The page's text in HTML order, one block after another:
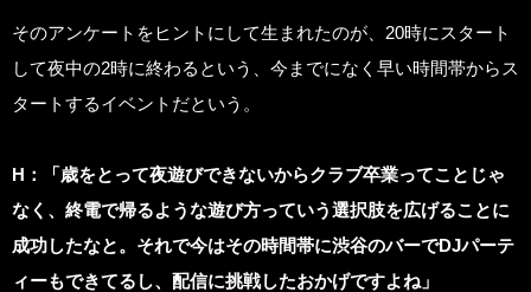
そのアンケートをヒントにして生まれたのが、20時にスタート
して夜中の2時に終わるという、今までになく早い時間帯からス
タートするイベントだという。
H ：「歳をとって夜遊びできないからクラブ卒業ってことじゃ
なく、終電で帰るような遊び方っていう選択肢を広げることに
成功したなと。それで今はその時間帯に渋谷のバーでDJパーテ
ィーもできてるし、配信に挑戦したおかげですよね」